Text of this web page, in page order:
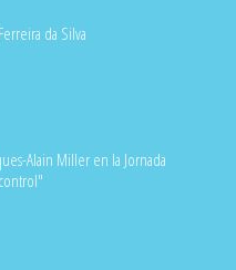
da Silva
Alain Miller en la Jornada